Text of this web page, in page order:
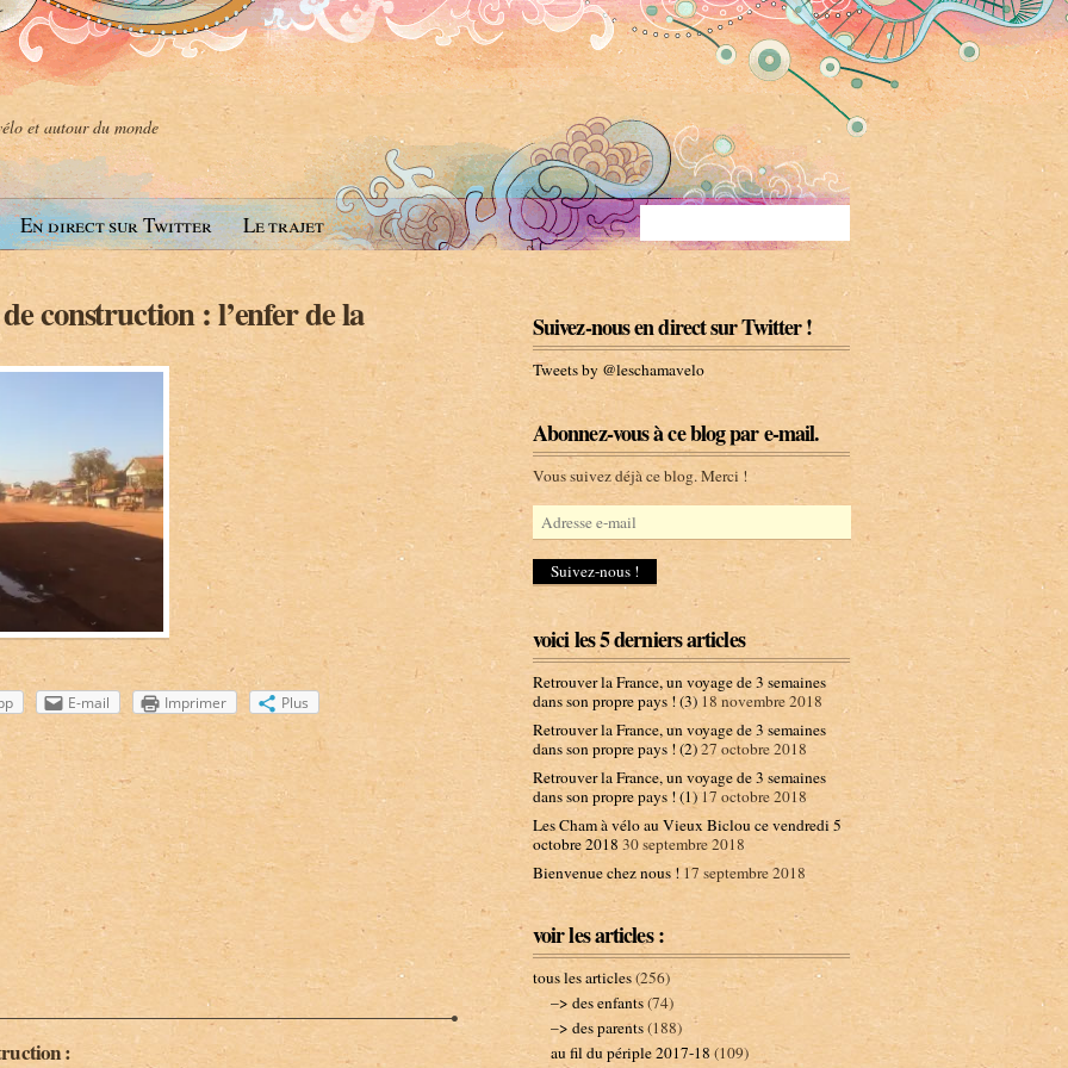
et autour du monde
En direct sur Twitter Le trajet
construction : l’enfer de la
E-mail Imprimer Plus
:
Suivez-nous en direct sur Twitter !
Tweets by @leschamavelo
Abonnez-vous à ce blog par e-mail.
Vous suivez déjà ce blog. Merci !
d
r
e
e
e
-
m
a
i
l
voici les 5 derniers articles
Retrouver la France, un voyage de 3 semaines
dans son propre pays ! (3) 18 novembre 2018
Retrouver la France, un voyage de 3 semaines
dans son propre pays ! (2)27 octobre 2018
Retrouver la France, un voyage de 3 semaines
dans son propre pays ! (1) 17 octobre 2018
Les Cham à vélo au Vieux Biclou ce vendredi 5
octobre 2018 30 septembre 2018
Bienvenue chez nous ! 17 septembre 2018
voir les articles :
tous les articles(256)
–> des enfants(74)
–> des parents(188)
au fil du périple 2017-18 (109)